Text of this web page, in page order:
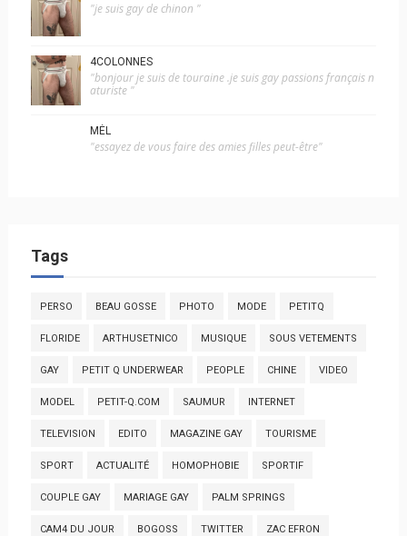
"je suis gay de chinon "
4COLONNES
"bonjour je suis de touraine .je suis gay passions français n
aturiste "
MÉL
"essayez de vous faire des amies filles peut-être"
Tags
PERSO BEAU GOSSE PHOTO MODE PETITQ
FLORIDE ARTHUSETNICO MUSIQUE SOUS VETEMENTS
GAY PETIT Q UNDERWEAR PEOPLE CHINE VIDEO
MODEL PETIT-Q.COM SAUMUR INTERNET
TELEVISION EDITO MAGAZINE GAY TOURISME
SPORT ACTUALITÉ HOMOPHOBIE SPORTIF
COUPLE GAY MARIAGE GAY PALM SPRINGS
CAM4 DU JOUR BOGOSS TWITTER ZAC EFRON